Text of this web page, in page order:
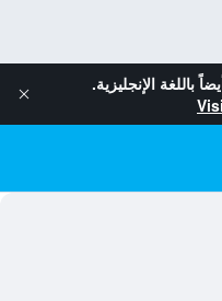
باللغة الإنجليزية.